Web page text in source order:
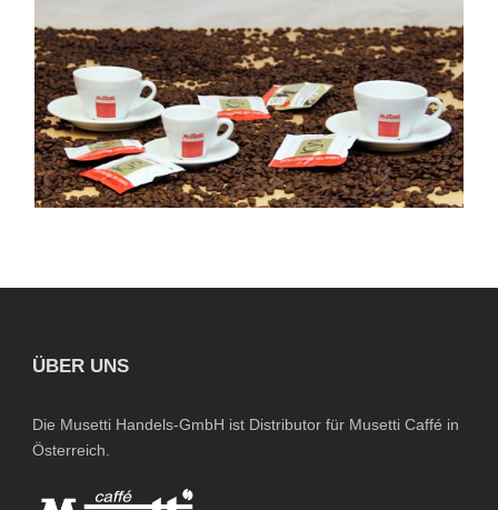
ÜBER UNS
Die Musetti Handels-GmbH ist Distributor für Musetti Caffé in
Österreich.